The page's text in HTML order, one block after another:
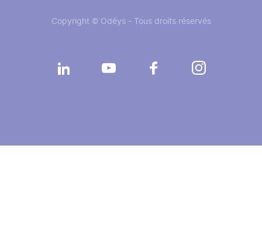
Copyright © Odéys - Tous droits réservés
Réseaux